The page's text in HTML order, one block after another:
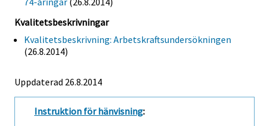
Kvalitetsbeskrivningar
Kvalitetsbeskrivning: Arbetskraftsundersökningen
(26.8.2014)
Uppdaterad 26.8.2014
Instruktion för hänvisning: